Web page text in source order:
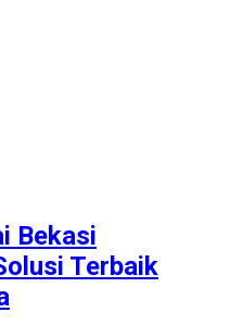
Bekasi
Terbaik